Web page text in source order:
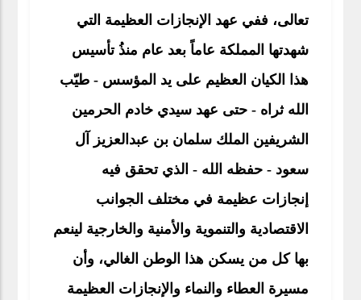
تعالى، ففي عهد الإنجازات العظيمة التي
شهدتها المملكة عاماً بعد عام منذُ تأسيس
هذا الكيان العظيم على يد المؤسس - طيّب
الله ثراه - حتى عهد سيدي خادم الحرمين
الشريفين الملك سلمان بن عبدالعزيز آل
سعود - حفظه الله - الذي تحقق فيه
إنجازات عظيمة في مختلف الجوانب
الاقتصادية والتنموية والأمنية والخارجية لينعم
بها كل من يسكن هذا الوطن الغالي، وأن
مسيرة العطاء والنماء والإنجازات العظيمة